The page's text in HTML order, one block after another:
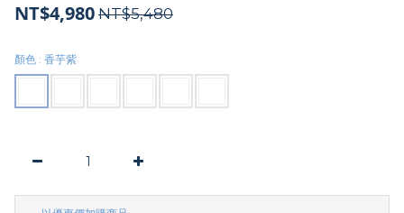
NT$4,980 NT$5,480
顏色 : 香芋紫